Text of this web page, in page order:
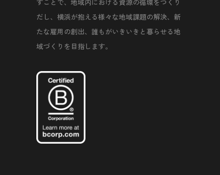
すことで、地域内における資源の循環をつくり
だし、横浜が抱える様々な地域課題の解決、新
たな雇用の創出、誰もがいきいきと暮らせる地
域づくりを目指します。